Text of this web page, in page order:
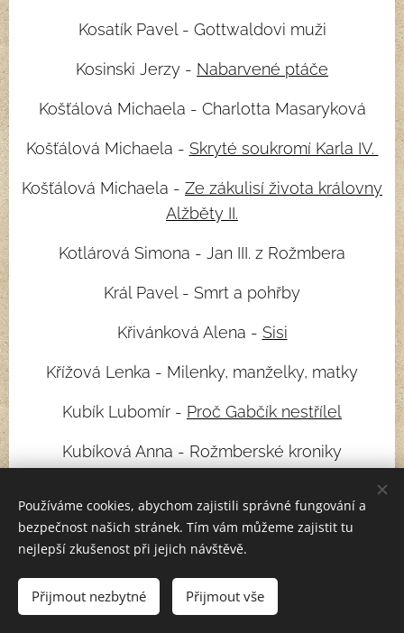
Kosatík Pavel - Gottwaldovi muži
Kosinski Jerzy - Nabarvené ptáče
Košťálová Michaela - Charlotta Masaryková
Košťálová Michaela - Skryté soukromí Karla IV.
Košťálová Michaela - Ze zákulisí života královny
Alžběty II.
Kotlárová Simona - Jan III. z Rožmbera
Král Pavel - Smrt a pohřby
Křivánková Alena - Sisi
Křížová Lenka - Milenky, manželky, matky
Kubík Lubomír - Proč Gabčík nestřílel
Kubíková Anna - Rožmberské kroniky
Služky pro všechno
Kuzmišín Peter -Bohové starých Slovanů
Laffertyová Linda - Krvavá hraběnka Alžběta
Používáme cookies, abychom zajistili správné fungování a
bezpečnost našich stránek. Tím vám můžeme zajistit tu
nejlepší zkušenost při jejich návštěvě.
Přijmout nezbytné Přijmout vše